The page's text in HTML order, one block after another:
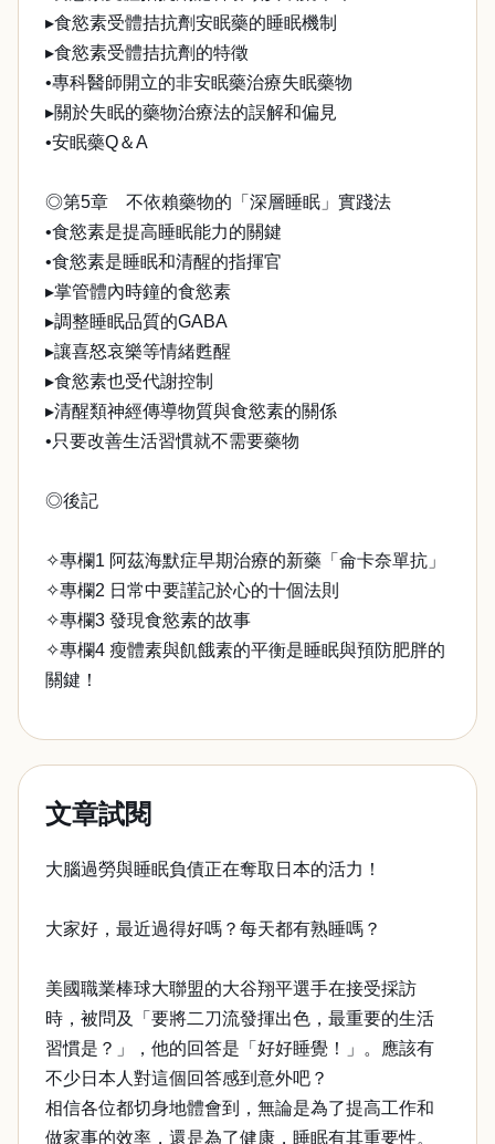
▸食慾素受體拮抗劑安眠藥的睡眠機制
▸食慾素受體拮抗劑的特徵
•專科醫師開立的非安眠藥治療失眠藥物
▸關於失眠的藥物治療法的誤解和偏見
•安眠藥Q＆A
◎第5章 不依賴藥物的「深層睡眠」實踐法
•食慾素是提高睡眠能力的關鍵
•食慾素是睡眠和清醒的指揮官
▸掌管體內時鐘的食慾素
▸調整睡眠品質的GABA
▸讓喜怒哀樂等情緒甦醒
▸食慾素也受代謝控制
▸清醒類神經傳導物質與食慾素的關係
•只要改善生活習慣就不需要藥物
◎後記
✧專欄1 阿茲海默症早期治療的新藥「侖卡奈單抗」
✧專欄2 日常中要謹記於心的十個法則
✧專欄3 發現食慾素的故事
✧專欄4 瘦體素與飢餓素的平衡是睡眠與預防肥胖的
關鍵！
文章試閱
大腦過勞與睡眠負債正在奪取日本的活力！
大家好，最近過得好嗎？每天都有熟睡嗎？
美國職業棒球大聯盟的大谷翔平選手在接受採訪
時，被問及「要將二刀流發揮出色，最重要的生活
習慣是？」，他的回答是「好好睡覺！」。應該有
不少日本人對這個回答感到意外吧？
相信各位都切身地體會到，無論是為了提高工作和
做家事的效率，還是為了健康，睡眠有其重要性。